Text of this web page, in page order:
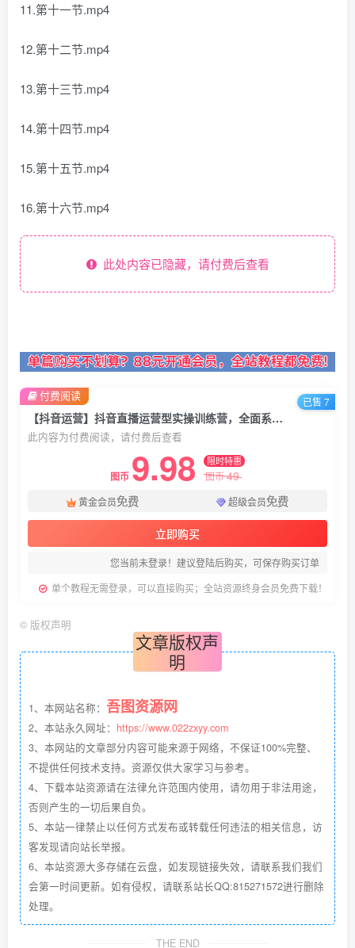
11.第十一节.mp4
12.第十二节.mp4
13.第十三节.mp4
14.第十四节.mp4
15.第十五节.mp4
16.第十六节.mp4
此处内容已隐藏，请付费后查看
【抖音运营】抖音直播运营型实操训练营，全面系统学习，面对面解决账号问题 12月10号-12号(第48期线下课)
此内容为付费阅读，请付费后查看
图币 9.98 限时特惠
图币49
黄金会员免费 超级会员免费
立即购买
您当前未登录！建议登陆后购买，可保存购买订单
单个教程无需登录，可以直接购买；全站资源终身会员免费下载！
付费阅读 已售 7
© 版权声明
文章版权声
明
1、本网站名称： 吾图资源网
2、本站永久网址： https://www.022zxyy.com
3、本网站的文章部分内容可能来源于网络，不保证100%完整、
不提供任何技术支持。资源仅供大家学习与参考。
4、下载本站资源请在法律允许范围内使用，请勿用于非法用途，
否则产生的一切后果自负。
5、本站一律禁止以任何方式发布或转载任何违法的相关信息，访
客发现请向站长举报。
6、本站资源大多存储在云盘，如发现链接失效，请联系我们我们
会第一时间更新。如有侵权，请联系站长QQ:815271572进行删除
处理。
THE END